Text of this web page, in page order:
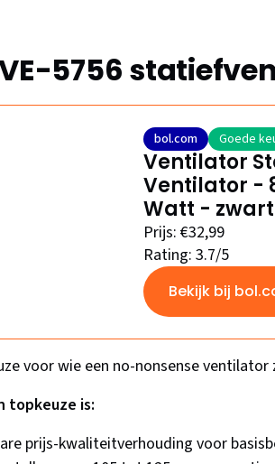
5756
bol.com Goede
Ventilator
Ventilator -
Watt - zwart
Prijs: €32,99
Rating: 3.7/5
Bekijk bij
voor wie een no-nonsense
topkeuze is:
prijs-kwaliteitverhouding voor